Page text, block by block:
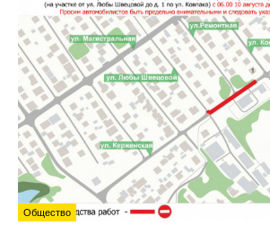
Общество